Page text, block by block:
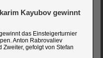
Kayubov gewinnt
das Einsteigerturnier
Anton Rabrovaliev
Zweiter, gefolgt von Stefan